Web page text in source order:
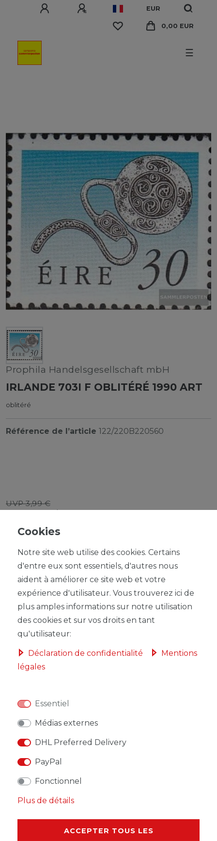
EUR
0,00 EUR
☰
Prophila Handelsgesellschaft mbH
IRLANDE 703I F OBLITÉRÉ 1990 ART
oblitéré
Référence de l’article 122/220B220560
UVP 3,99 €
*
Contenu1
DANS LE PANIER
* avec TVA hors
AUTRES DÉTAILS
RESPONSABLE DE L'UE
Cookies
Notre site web utilise des cookies. Certains
d'entre eux sont essentiels, d'autres nous
aident à améliorer ce site web et votre
expérience d'utilisateur. Vous trouverez ici de
plus amples informations sur notre utilisation
des cookies et sur vos droits en tant
qu'utilisateur:
Déclaration de confidentialité
Mentions
légales
Essentiel
Médias externes
DHL Preferred Delivery
PayPal
Fonctionnel
Plus de détails
ACCEPTER TOUS LES